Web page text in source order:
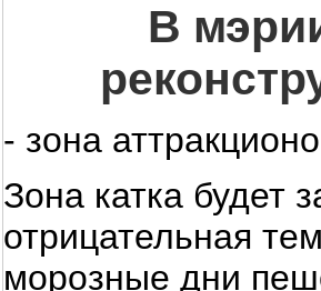
В
- зона
Зона катка будет
отрицательная
морозные дни